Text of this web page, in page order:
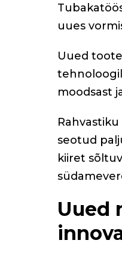
uues
Uued
moodsast
seotud
kiiret
Uued